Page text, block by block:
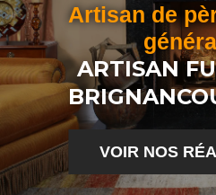
Artisan de
ARTISAN
VOIR NOS